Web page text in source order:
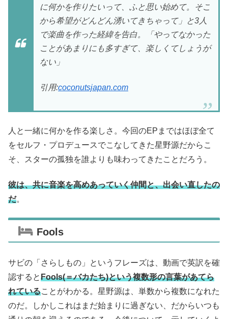
に何かを作りたいって、ふと思い始めて。そこ
から希望がどんどん湧いてきちゃって」と3人
で楽曲を作った経緯を告白。「やってなかった
ことがあまりにも多すぎて、楽しくてしょうが
ない」
引用:coconutsjapan.com
人と一緒に何かを作る楽しさ。今回のEPまではほぼ全て
をセルフ・プロデュースでこなしてきた星野源だからこ
そ、スターの孤独を誰よりも味わってきたことだろう。
彼は、共に音楽を高めあっていく仲間と、出会い直したの
だ。
Fools
サビの「さらしもの」というフレーズは、動画で英訳を確
認するとFools(＝バカたち)という複数形の言葉があてら
れていることがわかる。星野源は、単数から複数になれた
のだ。しかしこれはまだ始まりに過ぎない、だからいつも